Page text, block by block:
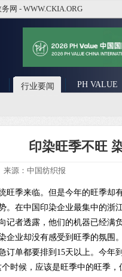
网 - WWW.CKIA.ORG
行业要闻 PH VALUE
印染旺季不旺
源：中国纺织报
季来临。但是今年的旺季却
。在中国印染企业最集中的浙
记者透露，他们的机器已经满
企业却没有感受到旺季的氛围
订单都要排到15天以上。今年
时候，应该是旺季中的旺季